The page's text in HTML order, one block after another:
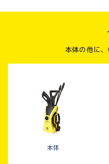
本体の他に
本体